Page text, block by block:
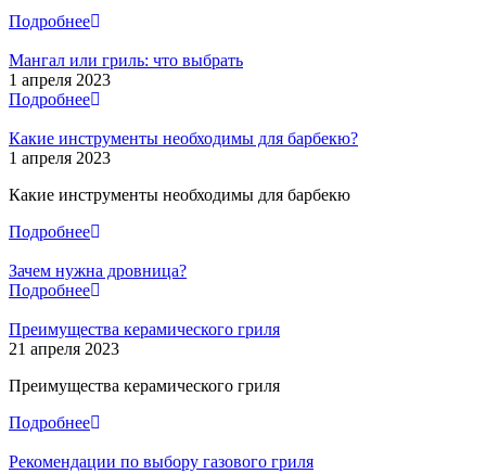
Подробнее
Мангал или гриль: что выбрать
1 апреля 2023
Подробнее
Какие инструменты необходимы для барбекю?
1 апреля 2023
Какие инструменты необходимы для барбекю
Подробнее
Зачем нужна дровница?
Подробнее
Преимущества керамического гриля
21 апреля 2023
Преимущества керамического гриля
Подробнее
Рекомендации по выбору газового гриля